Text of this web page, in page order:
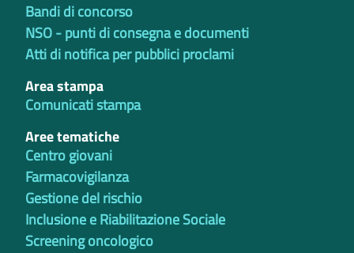
Bandi di concorso
NSO - punti di consegna e documenti
Atti di notifica per pubblici proclami
Area stampa
Comunicati stampa
Aree tematiche
Centro giovani
Farmacovigilanza
Gestione del rischio
Inclusione e Riabilitazione Sociale
Screening oncologico